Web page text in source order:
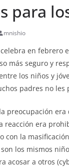
para
mnishio
en febrero
más seguro y
los niños y
padres no
preocupación era
reacción era
con la
los mismos
acosar a otros